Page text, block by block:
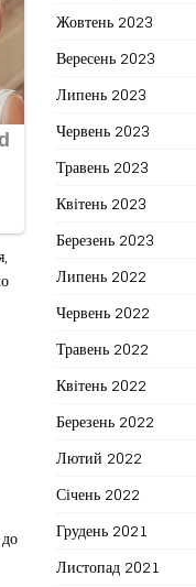
Жовтень 2023
Вересень 2023
Липень 2023
Червень 2023
Травень 2023
Квітень 2023
Березень 2023
Липень 2022
Червень 2022
Травень 2022
Квітень 2022
Березень 2022
Лютий 2022
Січень 2022
Грудень 2021
Листопад 2021